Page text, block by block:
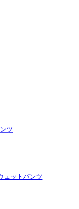
ツ
ェットパンツ